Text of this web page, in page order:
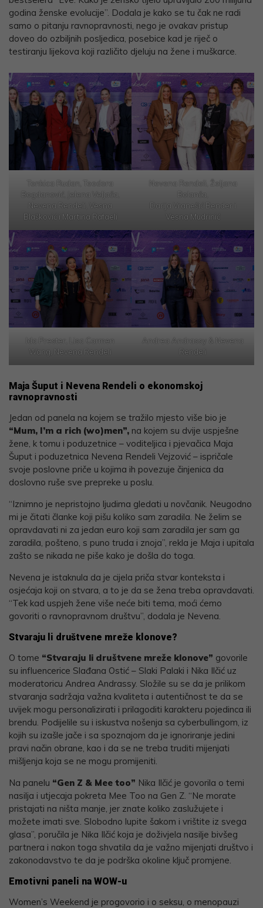
godina ženske evolucije”. Dodala je kako se tu čak ne radi
samo o pitanju ravnopravnosti, nego je ovakav pristup
doveo do ozbiljnih posljedica, posebice kad je riječ o
testiranju lijekova koji različito djeluju na žene i muškarce.
Tonkica Rudan, Teodora
Bogdanović, Jelena Veljača,
Nevena Rendeli, Vesna
Blašković i Martina Rafaeli
Nevena Rendeli, Željana
Bolanča,
Darija Vranešić Bender i
Vesna Mudrinić
Ida Prester, Lisa Carmen
Wang, Nevena Rendeli
Andrea Andrassy & Nevena
Rendeli
Maja Šuput i Nevena Rendeli o ekonomskoj
ravnopravnosti
Jedan od panela na kojem se tražilo mjesto više bio je
“Mum, I’m a rich (wo)men”, na kojem su dvije uspješne
žene, k tomu i poduzetnice – voditeljica i pjevačica Maja
Šuput i poduzetnica Nevena Rendeli Vejzović – ispričale
svoje poslovne priče u kojima ih povezuje činjenica da
doslovno ruše sve prepreke u poslu.
“Iznimno je nepristojno ljudima gledati u novčanik. Neugodno
mi je čitati članke koji pišu koliko sam zaradila. Ne želim se
opravdavati ni za jedan euro koji sam zaradila jer sam ga
zaradila, pošteno, s puno truda i znoja”, rekla je Maja i upitala
zašto se nikada ne piše kako je došla do toga.
Nevena je istaknula da je cijela priča stvar konteksta i
osjećaja koji on stvara, a to je da se žena treba opravdavati.
“Tek kad uspjeh žene više neće biti tema, moći ćemo
govoriti o ravnopravnom društvu”, dodala je Nevena.
Stvaraju li društvene mreže klonove?
O tome “Stvaraju li društvene mreže klonove” govorile
su influencerice Slađana Ostić – Slaki Palaki i Nika Ilčić uz
moderatoricu Andrea Andrassy. Složile su se da je prilikom
stvaranja sadržaja važna kvaliteta i autentičnost te da se
uvijek mogu personalizirati i prilagoditi karakteru pojedinca ili
brendu. Podijelile su i iskustva nošenja sa cyberbullingom, iz
kojih su izašle jače i sa spoznajom da je ignoriranje jedini
pravi način obrane, kao i da se ne treba truditi mijenjati
mišljenja koja se ne mogu promijeniti.
Na panelu “Gen Z & Mee too” Nika Ilčić je govorila o temi
nasilja i utjecaja pokreta Mee Too na Gen Z. “Ne morate
pristajati na ništa manje, jer znate koliko zaslužujete i
možete imati sve. Slobodno lupite šakom i vrištite iz svega
glasa”, poručila je Nika Ilčić koja je doživjela nasilje bivšeg
partnera i nakon toga shvatila da je važno mijenjati društvo i
zakonodavstvo te da je podrška okoline ključ promjene.
Emotivni paneli na WOW-u
Women’s Weekend je progovorio i o seksu, o menopauzi